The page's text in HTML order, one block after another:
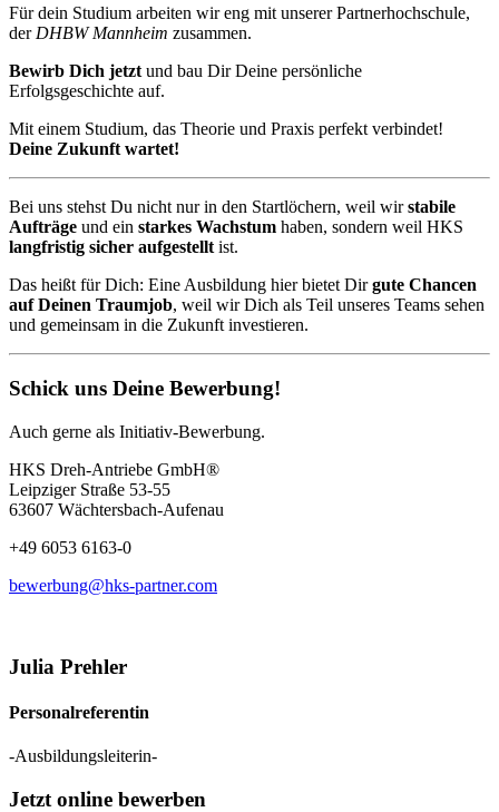
Für dein Studium arbeiten wir eng mit unserer Partnerhochschule,
der DHBW Mannheim zusammen.
Bewirb Dich jetzt und bau Dir Deine persönliche
Erfolgsgeschichte auf.
Mit einem Studium, das Theorie und Praxis perfekt verbindet!
Deine Zukunft wartet!
Bei uns stehst Du nicht nur in den Startlöchern, weil wirstabile
Aufträge und ein starkes Wachstum haben, sondern weil HKS
langfristig sicher aufgestellt ist.
Das heißt für Dich: Eine Ausbildung hier bietet Dirgute Chancen
auf Deinen Traumjob, weil wir Dich als Teil unseres Teams sehen
und gemeinsam in die Zukunft investieren.
Schick uns Deine Bewerbung!
Auch gerne als Initiativ-Bewerbung.
HKS Dreh-Antriebe GmbH®
Leipziger Straße 53-55
63607 Wächtersbach-Aufenau
+49 6053 6163-0
bewerbung@hks-partner.com
Julia Prehler
Personalreferentin
-Ausbildungsleiterin-
Jetzt online bewerben